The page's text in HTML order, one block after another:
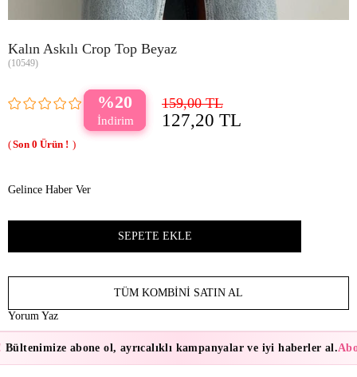
Kalın Askılı Crop Top Beyaz
(10549)
20 159,00 TL
127,20 TL
0
Gelince Haber Ver
TÜM KOMBINI SATIN AL
Yorum Yaz
abone ol, ayrıcalıklı kampanyalar ve iyi haberler al.